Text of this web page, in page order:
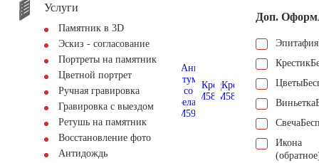
Услуги
Памятник в 3D
Эскиз - согласование
Портреты на памятник
Цветной портрет
Ручная гравировка
Гравировка с выездом
Ретушь на памятник
Восстановление фото
Антидождь
Доп.
Эпитафия
Крестик
Цветы
Виньетка
Свеча
Икона